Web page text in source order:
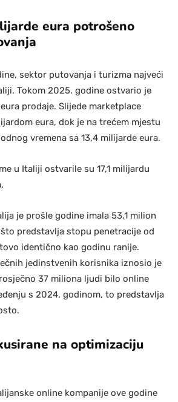
eura potrošeno
sektor putovanja i turizma najveći
Tokom 2025. godine ostvario je
prodaje. Slijede marketplace
eura, dok je na trećem mjestu
vremena sa 13,4 milijarde eura.
u Italiji ostvarile su 17,1 milijardu
je prošle godine imala 53,1 milion
predstavlja stopu penetracije od
identično kao godinu ranije.
jedinstvenih korisnika iznosio je
37 miliona ljudi bilo online
s 2024. godinom, to predstavlja
na optimizaciju
online kompanije ove godine